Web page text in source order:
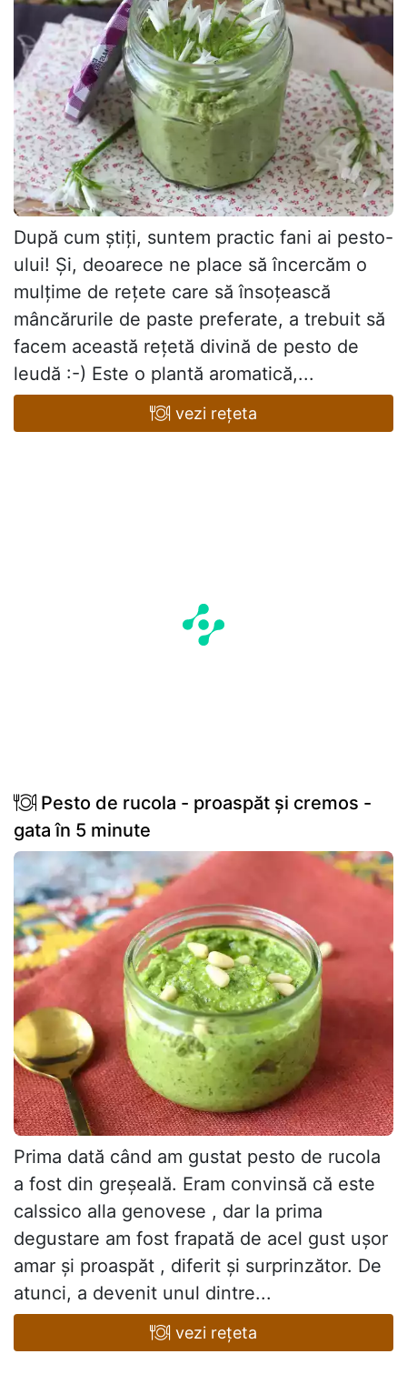
După cum știți, suntem practic fani ai pesto-
ului! Și, deoarece ne place să încercăm o
mulțime de rețete care să însoțească
mâncărurile de paste preferate, a trebuit să
facem această rețetă divină de pesto de
leudă :-) Este o plantă aromatică,...
vezi rețeta
Pesto de rucola - proaspăt și cremos -
gata în 5 minute
Prima dată când am gustat pesto de rucola
a fost din greșeală. Eram convinsă că este
calssico alla genovese , dar la prima
degustare am fost frapată de acel gust ușor
amar și proaspăt , diferit și surprinzător. De
atunci, a devenit unul dintre...
vezi rețeta